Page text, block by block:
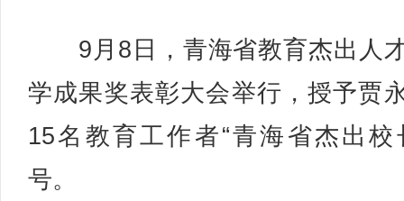
9月8日，青海省教育杰出人
学成果奖表彰大会举行，授予贾
15名教育工作者“青海省杰出校
号。